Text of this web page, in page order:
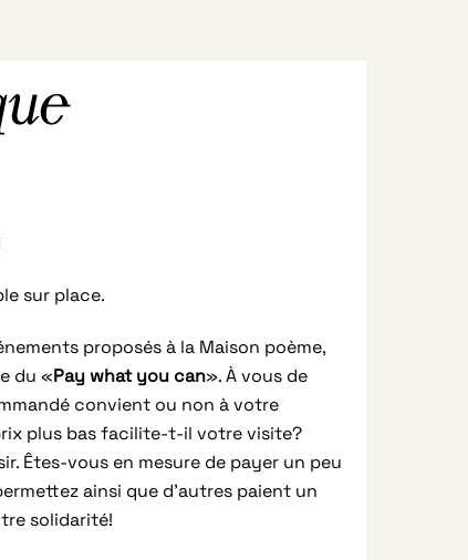
sur place.
proposés à la Maison poème,
du «Pay what you can». À vous de
convient ou non à votre
plus bas facilite-t-il votre visite?
Êtes-vous en mesure de payer un peu
ainsi que d’autres paient un
solidarité!